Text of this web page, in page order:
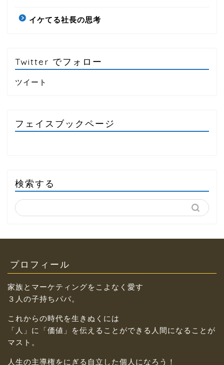
イケてる社長の思考
Twitter でフォロー
ツイート
フェイスブックページ
検索する
プロフィール
家族とマーケティングをこよなく愛す
３人の子持ちパパ。
これからの時代を生きぬくには
「人」に「価値」を伝えることができる人間になることが
マスト。
人生の主導権をにぎる自立した個人になろう！